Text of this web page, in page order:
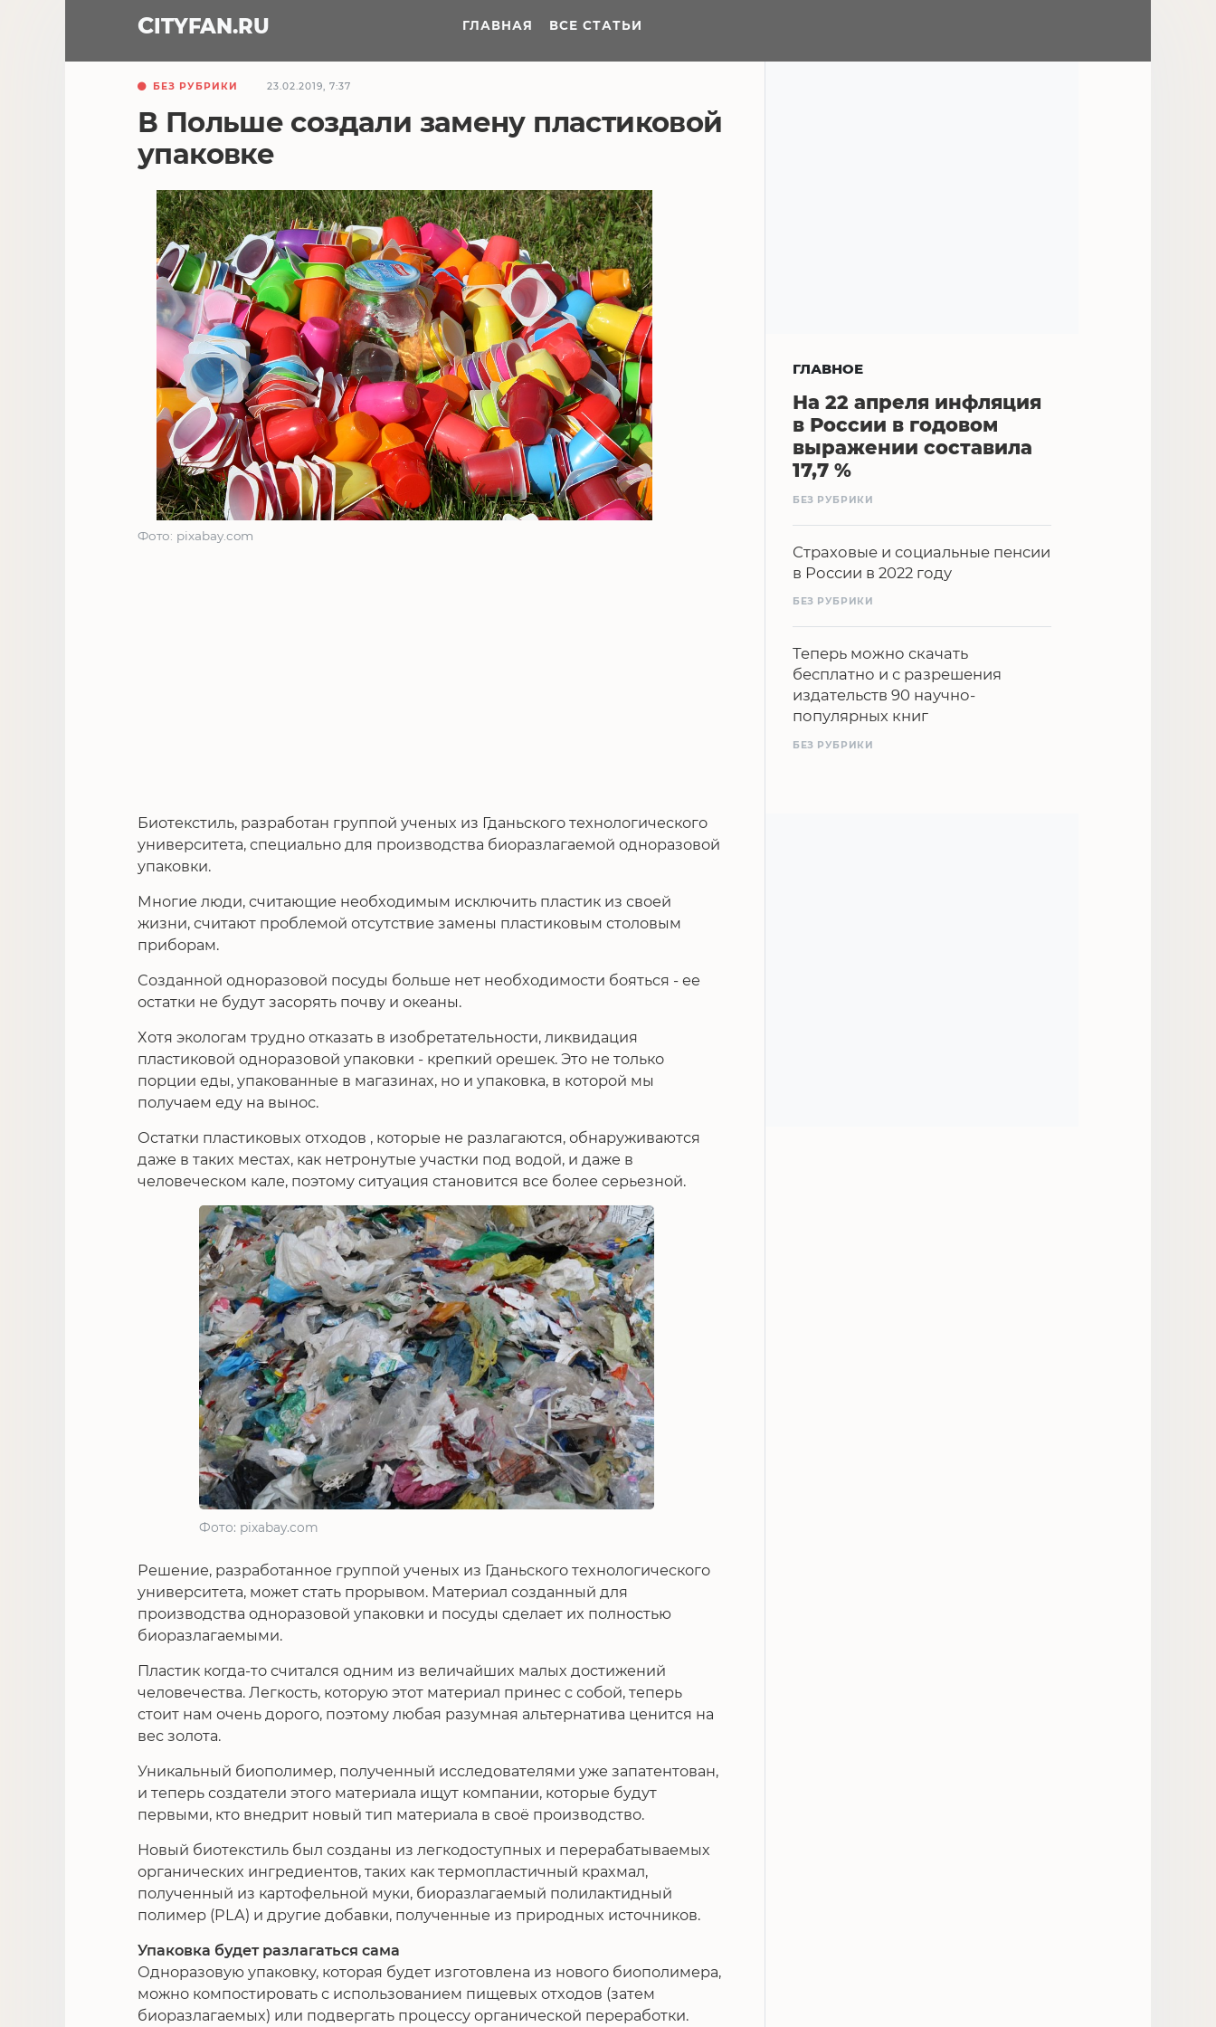
CITYFAN.RU ГЛАВНАЯ ВСЕ СТАТЬИ
БЕЗ РУБРИКИ 23.02.2019, 7:37
В Польше создали замену пластиковой
упаковке
Фото: pixabay.com
Биотекстиль, разработан группой ученых из Гданьского технологического
университета, специально для производства биоразлагаемой одноразовой
упаковки.
Многие люди, считающие необходимым исключить пластик из своей
жизни, считают проблемой отсутствие замены пластиковым столовым
приборам.
Созданной одноразовой посуды больше нет необходимости бояться - ее
остатки не будут засорять почву и океаны.
Хотя экологам трудно отказать в изобретательности, ликвидация
пластиковой одноразовой упаковки - крепкий орешек. Это не только
порции еды, упакованные в магазинах, но и упаковка, в которой мы
получаем еду на вынос.
Остатки пластиковых отходов , которые не разлагаются, обнаруживаются
даже в таких местах, как нетронутые участки под водой, и даже в
человеческом кале, поэтому ситуация становится все более серьезной.
Фото: pixabay.com
Решение, разработанное группой ученых из Гданьского технологического
университета, может стать прорывом. Материал созданный для
производства одноразовой упаковки и посуды сделает их полностью
биоразлагаемыми.
Пластик когда-то считался одним из величайших малых достижений
человечества. Легкость, которую этот материал принес с собой, теперь
стоит нам очень дорого, поэтому любая разумная альтернатива ценится на
вес золота.
Уникальный биополимер, полученный исследователями уже запатентован,
и теперь создатели этого материала ищут компании, которые будут
первыми, кто внедрит новый тип материала в своё производство.
Новый биотекстиль был созданы из легкодоступных и перерабатываемых
органических ингредиентов, таких как термопластичный крахмал,
полученный из картофельной муки, биоразлагаемый полилактидный
полимер (PLA) и другие добавки, полученные из природных источников.
Упаковка будет разлагаться сама
Одноразовую упаковку, которая будет изготовлена из нового биополимера,
можно компостировать с использованием пищевых отходов (затем
биоразлагаемых) или подвергать процессу органической переработки.
ГЛАВНОЕ
На 22 апреля инфляция
в России в годовом
выражении составила
17,7 %
БЕЗ РУБРИКИ
Страховые и социальные пенсии
в России в 2022 году
БЕЗ РУБРИКИ
Теперь можно скачать
бесплатно и с разрешения
издательств 90 научно-
популярных книг
БЕЗ РУБРИКИ